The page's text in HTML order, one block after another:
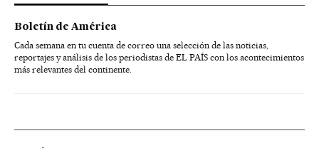
Boletín de América
Cada semana en tu cuenta de correo una selección de las noticias,
reportajes y análisis de los periodistas de EL PAÍS con los acontecimientos
más relevantes del continente.